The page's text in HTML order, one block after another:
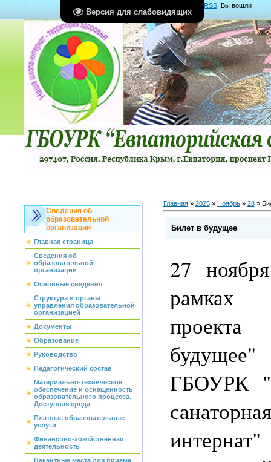
Версия для слабовидящих
RSS Вы вошли
какГость Группа "Гости"
Сведения об
образовательной
организации
Главная страница
Сведения об
образовательной
организации
Основные сведения
Структура и органы
управления образовательной
организацией
Документы
Образование
Руководство
Педагогический состав
Материально-техническое
обеспечение и оснащенность
образовательного процесса.
Доступная среда
Платные образовательные
услуги
Финансово-хозяйственная
деятельность
Вакантные места для приема
Главная» 2025 » Ноябрь » 28»
Билет в будущее
27
рамках
ГБОУРК